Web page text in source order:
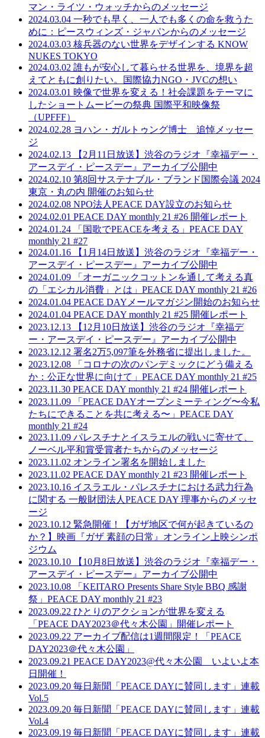
マン・ライツ・ウォッチからのメッセージ
2024.03.04 一秒でも早く、一人でも多くの命を救うた
めに：ピースウィンズ・ジャパンからのメッセージ
2024.03.03 核兵器のない世界をデザインする KNOW
NUKES TOKYO
2024.03.02 誰もが安心して暮らせる世界を、境界を超
えてともに創りたい。国際協力NGO・JVCの想い
2024.03.01 映像で世界を変える！社会課題をテーマに
したショートムービーの祭典 国際平和映像祭
（UPFFF）
2024.02.28 ヨハン・ガルトゥング博士 追悼メッセー
ジ
2024.02.13
【2月11日放送】渋谷のラジオ『幸福デー・
アースデイ・ピースデー』アーカイブ公開中
2024.02.10 第8回サステナブル・ブランド国際会議 2024
東京・丸の内 開催のお知らせ
2024.02.08 NPO法人PEACE DAY設立のお知らせ
2024.02.01 PEACE DAY monthly 21 #26 開催レポート
2024.01.24
「国歌でPEACEを考える」PEACE DAY
monthly 21 #27
2024.01.16
【1月14日放送】渋谷のラジオ『幸福デー・
アースデイ・ピースデー』アーカイブ公開中
2024.01.09
「オーガニックコットンを通して考える真
の「エシカル消費」とは」PEACE DAY monthly 21 #26
2024.01.04 PEACE DAYメールマガジン開始のお知らせ
2024.01.04 PEACE DAY monthly 21 #25 開催レポート
2023.12.13
【12月10日放送】渋谷のラジオ『幸福デ
ー・アースデイ・ピースデー』アーカイブ公開中
2023.12.12 署名2万5,097筆を外務省に提出しました。
2023.12.08
「コロナの次のパンデミックにどう備える
か：公正な世界に向けて」PEACE DAY monthly 21 #25
2023.11.30 PEACE DAY monthly 21 #24 開催レポート
2023.11.09
「PEACE DAYオープンミーティング〜今私
たちにできることを共に考える〜」PEACE DAY
monthly 21 #24
2023.11.09 パレスチナとイスラエルの戦いに寄せて、
ノーベル平和賞受賞者たちからのメッセージ
2023.11.02 オンライン署名を開始しました
2023.11.02 PEACE DAY monthly 21 #23 開催レポート
2023.10.16 イスラエル・パレスチナにおける武力行為
に関する 一般財団法人PEACE DAY 理事からのメッセ
ージ
2023.10.12 緊急開催！【ガザ地区で何が起きているの
か？】映画『ガザ 素顔の日常』オンライン上映シンポ
ジウム
2023.10.10
【10月8日放送】渋谷のラジオ『幸福デー・
アースデイ・ピースデー』アーカイブ公開中
2023.10.08
「KEITARO Presents Share Style BBQ 感謝
祭」PEACE DAY monthly 21 #23
2023.09.22 ひとりのアクションが世界を変える
「PEACE DAY2023＠代々木公園」開催レポート
2023.09.22 アーカイブ配信は1週間限定！「PEACE
DAY2023＠代々木公園」
2023.09.21 PEACE DAY2023@代々木公園 いよいよ本
日開催！
2023.09.20 毎日新聞「PEACE DAYに賛同します」連載
Vol.5
2023.09.20 毎日新聞「PEACE DAYに賛同します」連載
Vol.4
2023.09.19 毎日新聞「PEACE DAYに賛同します」連載